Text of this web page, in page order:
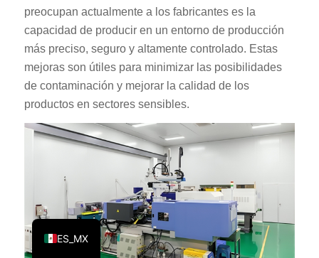
preocupan actualmente a los fabricantes es la
capacidad de producir en un entorno de producción
más preciso, seguro y altamente controlado. Estas
mejoras son útiles para minimizar las posibilidades
de contaminación y mejorar la calidad de los
productos en sectores sensibles.
ES_MX
EN
DE
RU
NL
PL
TR
AR